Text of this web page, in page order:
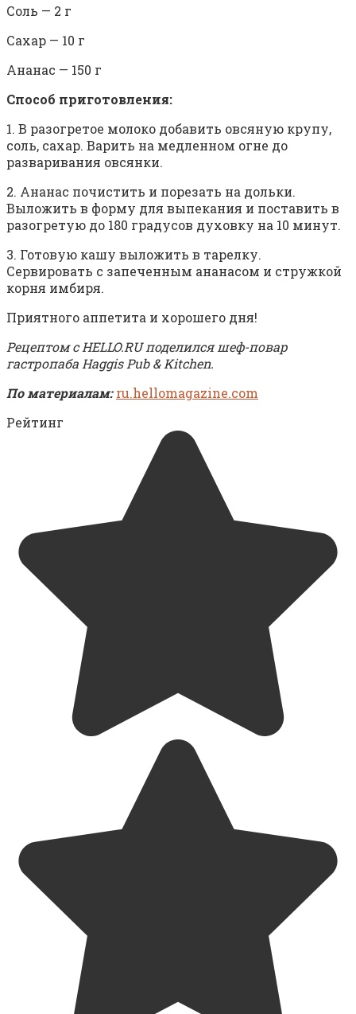
Соль — 2 г
Сахар — 10 г
Ананас — 150 г
Способ приготовления:
1. В разогретое молоко добавить овсяную крупу,
соль, сахар. Варить на медленном огне до
разваривания овсянки.
2. Ананас почистить и порезать на дольки.
Выложить в форму для выпекания и поставить в
разогретую до 180 градусов духовку на 10 минут.
3. Готовую кашу выложить в тарелку.
Сервировать с запеченным ананасом и стружкой
корня имбиря.
Приятного аппетита и хорошего дня!
Рецептом с HELLO.RU поделился шеф-повар
гастропаба Haggis Pub & Kitchen.
По материалам: ru.hellomagazine.com
Рейтинг